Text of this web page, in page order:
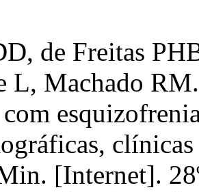
de Freitas
L, Machado
[Internet].